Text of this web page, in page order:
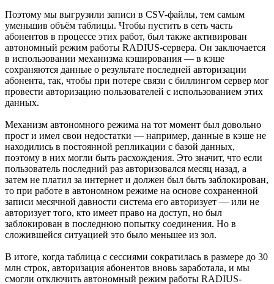
Поэтому мы выгрузили записи в CSV-файлы, тем самым
уменьшив объём таблицы. Чтобы пустить в сеть часть
абонентов в процессе этих работ, был также активирован
автономный режим работы RADIUS-сервера. Он заключается
в использовании механизма кэширования — в кэше
сохраняются данные о результате последней авторизации
абонента, так, чтобы при потере связи с биллингом сервер мог
провести авторизацию пользователей с использованием этих
данных.
Механизм автономного режима на тот момент был довольно
прост и имел свои недостатки — например, данные в кэше не
находились в постоянной репликации с базой данных,
поэтому в них могли быть расхождения. Это значит, что если
пользователь последний раз авторизовался месяц назад, а
затем не платил за интернет и должен был быть заблокирован,
то при работе в автономном режиме на основе сохраненной
записи месячной давности система его авторизует — или не
авторизует того, кто имеет право на доступ, но был
заблокирован в последнюю попытку соединения. Но в
сложившейся ситуацией это было меньшее из зол.
В итоге, когда таблица с сессиями сократилась в размере до 30
млн строк, авторизация абонентов вновь заработала, и мы
смогли отключить автономный режим работы RADIUS-